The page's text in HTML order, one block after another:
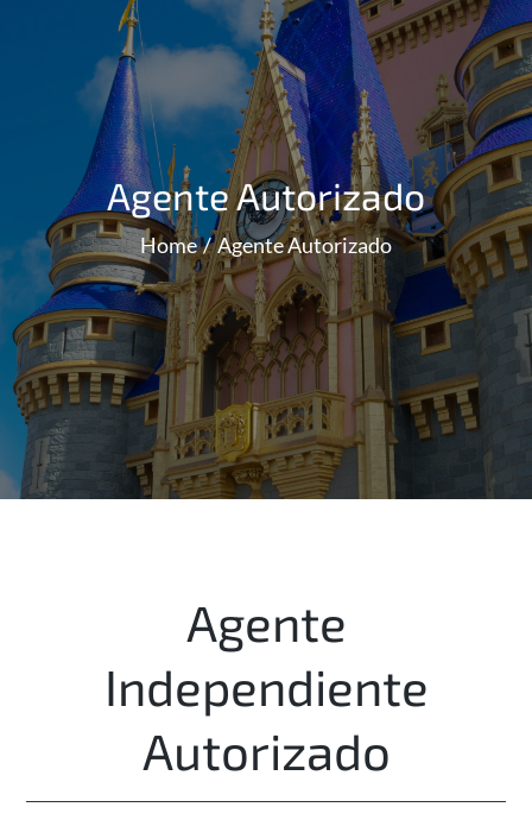
Agente Autorizado
Home Agente Autorizado
Agente
Independiente
Autorizado